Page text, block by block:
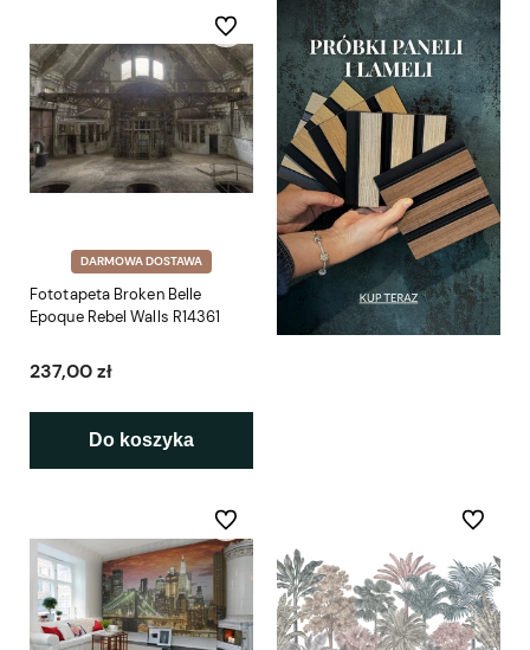
DARMOWA DOSTAWA
Fototapeta Broken Belle
Epoque Rebel Walls R14361
237,00 zł
Do koszyka
Do ulubionych
Do ulubionych Do